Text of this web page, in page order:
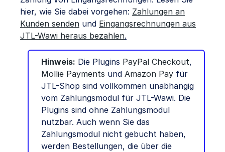
hier, wie Sie dabei vorgehen: Zahlungen an
Kunden senden und Eingangsrechnungen aus
JTL-Wawi heraus bezahlen.
Hinweis: Die Plugins PayPal Checkout,
Mollie Payments und Amazon Pay für
JTL-Shop sind vollkommen unabhängig
vom Zahlungsmodul für JTL-Wawi. Die
Plugins sind ohne Zahlungsmodul
nutzbar. Auch wenn Sie das
Zahlungsmodul nicht gebucht haben,
werden Bestellungen, die über die